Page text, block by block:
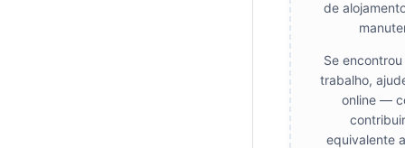
de
Se
trabalho,
online —
equivalente